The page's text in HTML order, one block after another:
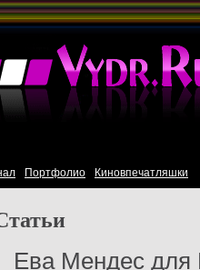
Портфолио Киновпечатляшки
Ева Мендес для